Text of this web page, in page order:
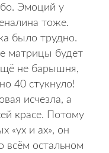
Эмоций у
тоже.
было трудно.
матрицы будет
не барышня,
40 стукнуло!
исчезла, а
красе. Потому
«ух и ах», он
всём остальном